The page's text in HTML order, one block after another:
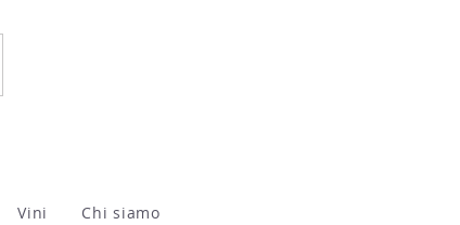
Vini Chi siamo